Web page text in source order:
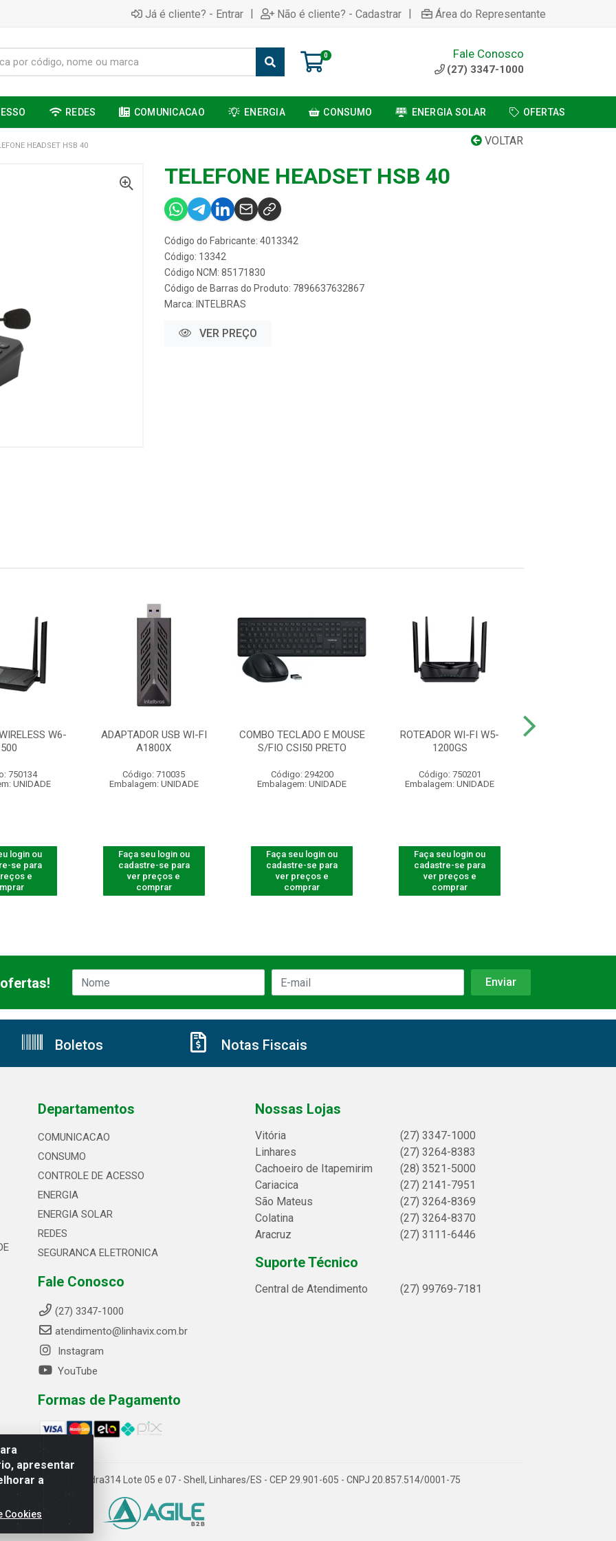
Já é cliente? - Entrar | Não é cliente? - Cadastrar | Área do Representante
0 Fale Conosco
(27) 3347-1000
REDES COMUNICACAO ENERGIA CONSUMO ENERGIA SOLAR OFERTAS
VOLTAR
HEADSET HSB 40
TELEFONE HEADSET HSB 40
Código do Fabricante: 4013342
Código: 13342
Código NCM: 85171830
Código de Barras do Produto: 7896637632867
Marca: INTELBRAS
VER PREÇO
W6-
750134
UNIDADE
login ou
se para
e
ADAPTADOR USB WI-FI
A1800X
Código: 710035
Embalagem: UNIDADE
Faça seu login ou
cadastre-se para
ver preços e
comprar
COMBO TECLADO E MOUSE
S/FIO CSI50 PRETO
Código: 294200
Embalagem: UNIDADE
Faça seu login ou
cadastre-se para
ver preços e
comprar
ROTEADOR WI-FI W5-
1200GS
Código: 750201
Embalagem: UNIDADE
Faça seu login ou
cadastre-se para
ver preços e
comprar
apresentar
a
Cookies
Boletos Notas Fiscais
Departamentos
COMUNICACAO
CONSUMO
CONTROLE DE ACESSO
ENERGIA
ENERGIA SOLAR
REDES
SEGURANCA ELETRONICA
Fale Conosco
(27) 3347-1000
atendimento@linhavix.com.br
Instagram
YouTube
Formas de Pagamento
Nossas Lojas
Vitória
(27) 3347-1000
Linhares
(27) 3264-8383
Cachoeiro de Itapemirim
(28) 3521-5000
Cariacica
(27) 2141-7951
São Mateus
(27) 3264-8369
Colatina
(27) 3264-8370
Aracruz
(27) 3111-6446
Suporte Técnico
Central de Atendimento (27) 99769-7181
Alegre, 2521 - Quadra314 Lote 05 e 07 - Shell, Linhares/ES - CEP 29.901-605 - CNPJ 20.857.514/0001-75